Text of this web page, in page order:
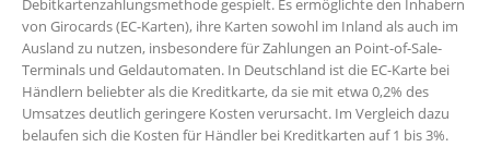
Debitkartenzahlungsmethode gespielt. Es ermöglichte den Inhabern
von Girocards (EC-Karten), ihre Karten sowohl im Inland als auch im
Ausland zu nutzen, insbesondere für Zahlungen an Point-of-Sale-
Terminals und Geldautomaten. In Deutschland ist die EC-Karte bei
Händlern beliebter als die Kreditkarte, da sie mit etwa 0,2% des
Umsatzes deutlich geringere Kosten verursacht. Im Vergleich dazu
belaufen sich die Kosten für Händler bei Kreditkarten auf 1 bis 3%.